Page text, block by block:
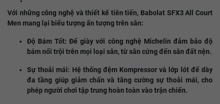
Với những công nghệ và thiết kế tiên tiến, Babolat SFX3 All Court
Men mang lại biểu tượng ấn tượng trên sân:
Độ Bám Tốt: Đế giày với công nghệ Michelin đảm bảo độ
bám nổi trội trên mọi loại sân, từ sân cứng đến sân đất nện.
Sự thoải mái: Hệ thống đệm Kompressor và lớp lót đế dày
đa tầng giúp giảm chấn và tăng cường sự thoải mái, cho
phép người chơi tập trung hoàn toàn vào trận chiến.